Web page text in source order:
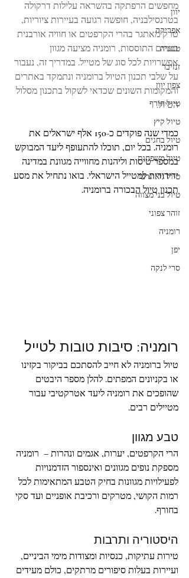
יוון
אפריקה
טנזניה
זנזיבר
צפון יוון
טיול חורף
טיול קיץ
טיול בחגים
טיול משפחות
טיול גיאוגרפי
טיול בני מצווה
זוהר צפוני
רומניה
יפן
סרי לנקה
מחפשים הרפתקה בהשראה עלילות דרקולה
בטרנסילבניה, חופשה רגועה בעיירות ציוריות,
טרק מאתגר בהרי הקרפטים או חוויה אורבנית
בערים התוססות, רומניה מציעה מגוון
אפשרויות לכל סוג של מטייל. במדריך זה, נעבור
על שלבי תכנון הטיול ברומניה ונתמקד באתרים
והמקומות השונים שכדאי לשקול בתכנון מסלול
הטיול.
כמדי שנה פוקדים כ-150 אלף ישראלים את
רומניה. בכל יום, תוכלו להתעופף ליעד המבוקש
במספר טיסות וליהנות מחווייה מגוונת במדינה
ידידודית למטייל הישראלי. בואו נתחיל את מסע
תכנון טיול הבכורה ברומניה.
רומניה: סיבות טובות לטייל
טיול ברומניה לא חייב להסתכם בביקור בקזינו
או בקניונים המפתים. להלן מספר היבטים
שהופכים את רומניה ליעד אטרקטיבי עבור
מטיילים רבים.
טבע מגוון
הרי הקרפטים, יערות, אגמים ונהרות –  רומניה
מספקת נופים מגוונים ואינספור הזדמנויות
לפעילויות מגוונות בחיק הטבע המתאימות לכל
רמות הקושי, מטרקים ורכיבת אופניים ועד סקי
בחורף.
היסטוריה ותרבות
טירות עתיקות, כנסיות ומצודות מימי הביניים,
ועיירות בעלות סיפורים מרתקים, כולם מעידים